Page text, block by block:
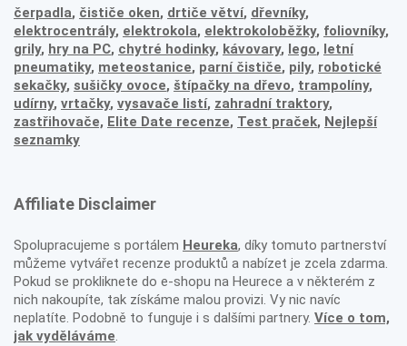
čerpadla, čističe oken, drtiče větví, dřevníky,
elektrocentrály, elektrokola, elektrokoloběžky, foliovníky,
grily, hry na PC, chytré hodinky, kávovary, lego, letní
pneumatiky, meteostanice, parní čističe, pily, robotické
sekačky, sušičky ovoce, štípačky na dřevo, trampolíny,
udírny, vrtačky, vysavače listí, zahradní traktory,
zastřihovače, Elite Date recenze, Test praček, Nejlepší
seznamky
Affiliate Disclaimer
Spolupracujeme s portálem Heureka, díky tomuto partnerství
můžeme vytvářet recenze produktů a nabízet je zcela zdarma.
Pokud se prokliknete do e-shopu na Heurece a v některém z
nich nakoupíte, tak získáme malou provizi. Vy nic navíc
neplatíte. Podobně to funguje i s dalšími partnery. Více o tom,
jak vyděláváme.